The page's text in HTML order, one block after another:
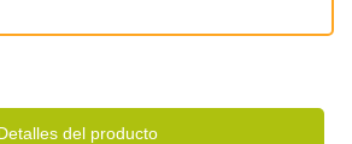
del producto